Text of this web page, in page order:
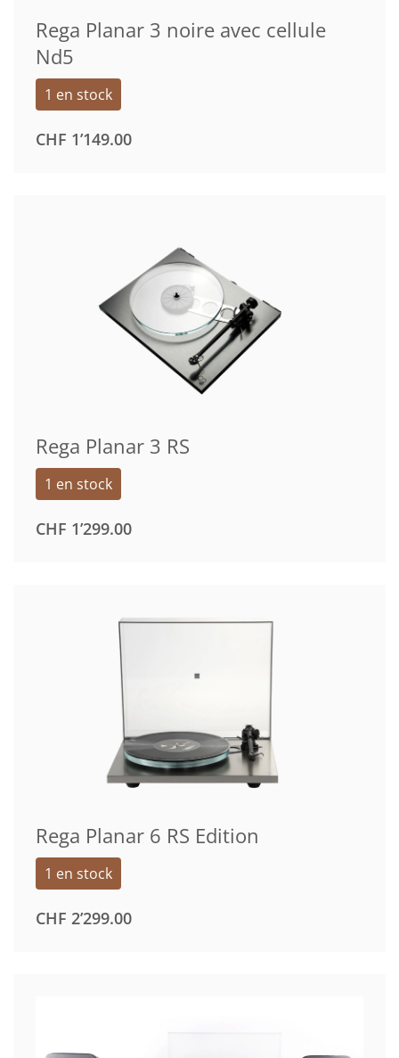
Rega Planar 3 noire avec cellule
Nd5
1 en stock
CHF 1’149.00
Rega Planar 3 RS
1 en stock
CHF 1’299.00
Rega Planar 6 RS Edition
1 en stock
CHF 2’299.00